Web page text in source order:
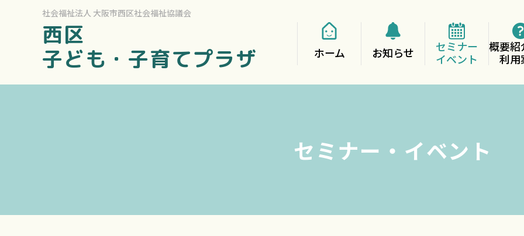
社会福祉法人 大阪市西区社会福祉協議会
西区
子ども・子育てプラザ
ホーム お知らせ
セミナー
イベント
概要紹
利用
セミナー・イベント